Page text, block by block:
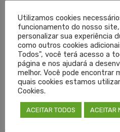
Melhorias serão
e uso nos mais diversos
uma versão responsiva
(adaptada para acesso
aplicativo foi
Sistemas.
Utilizamos cookies
funcionamento do nosso
personalizar sua experiência
como outros cookies
Todos", você terá acesso a
página e nos ajudará a
melhor. Você pode encontrar
quais cookies estamos
Cookies.
ACEITAR TODOS ACEITAR